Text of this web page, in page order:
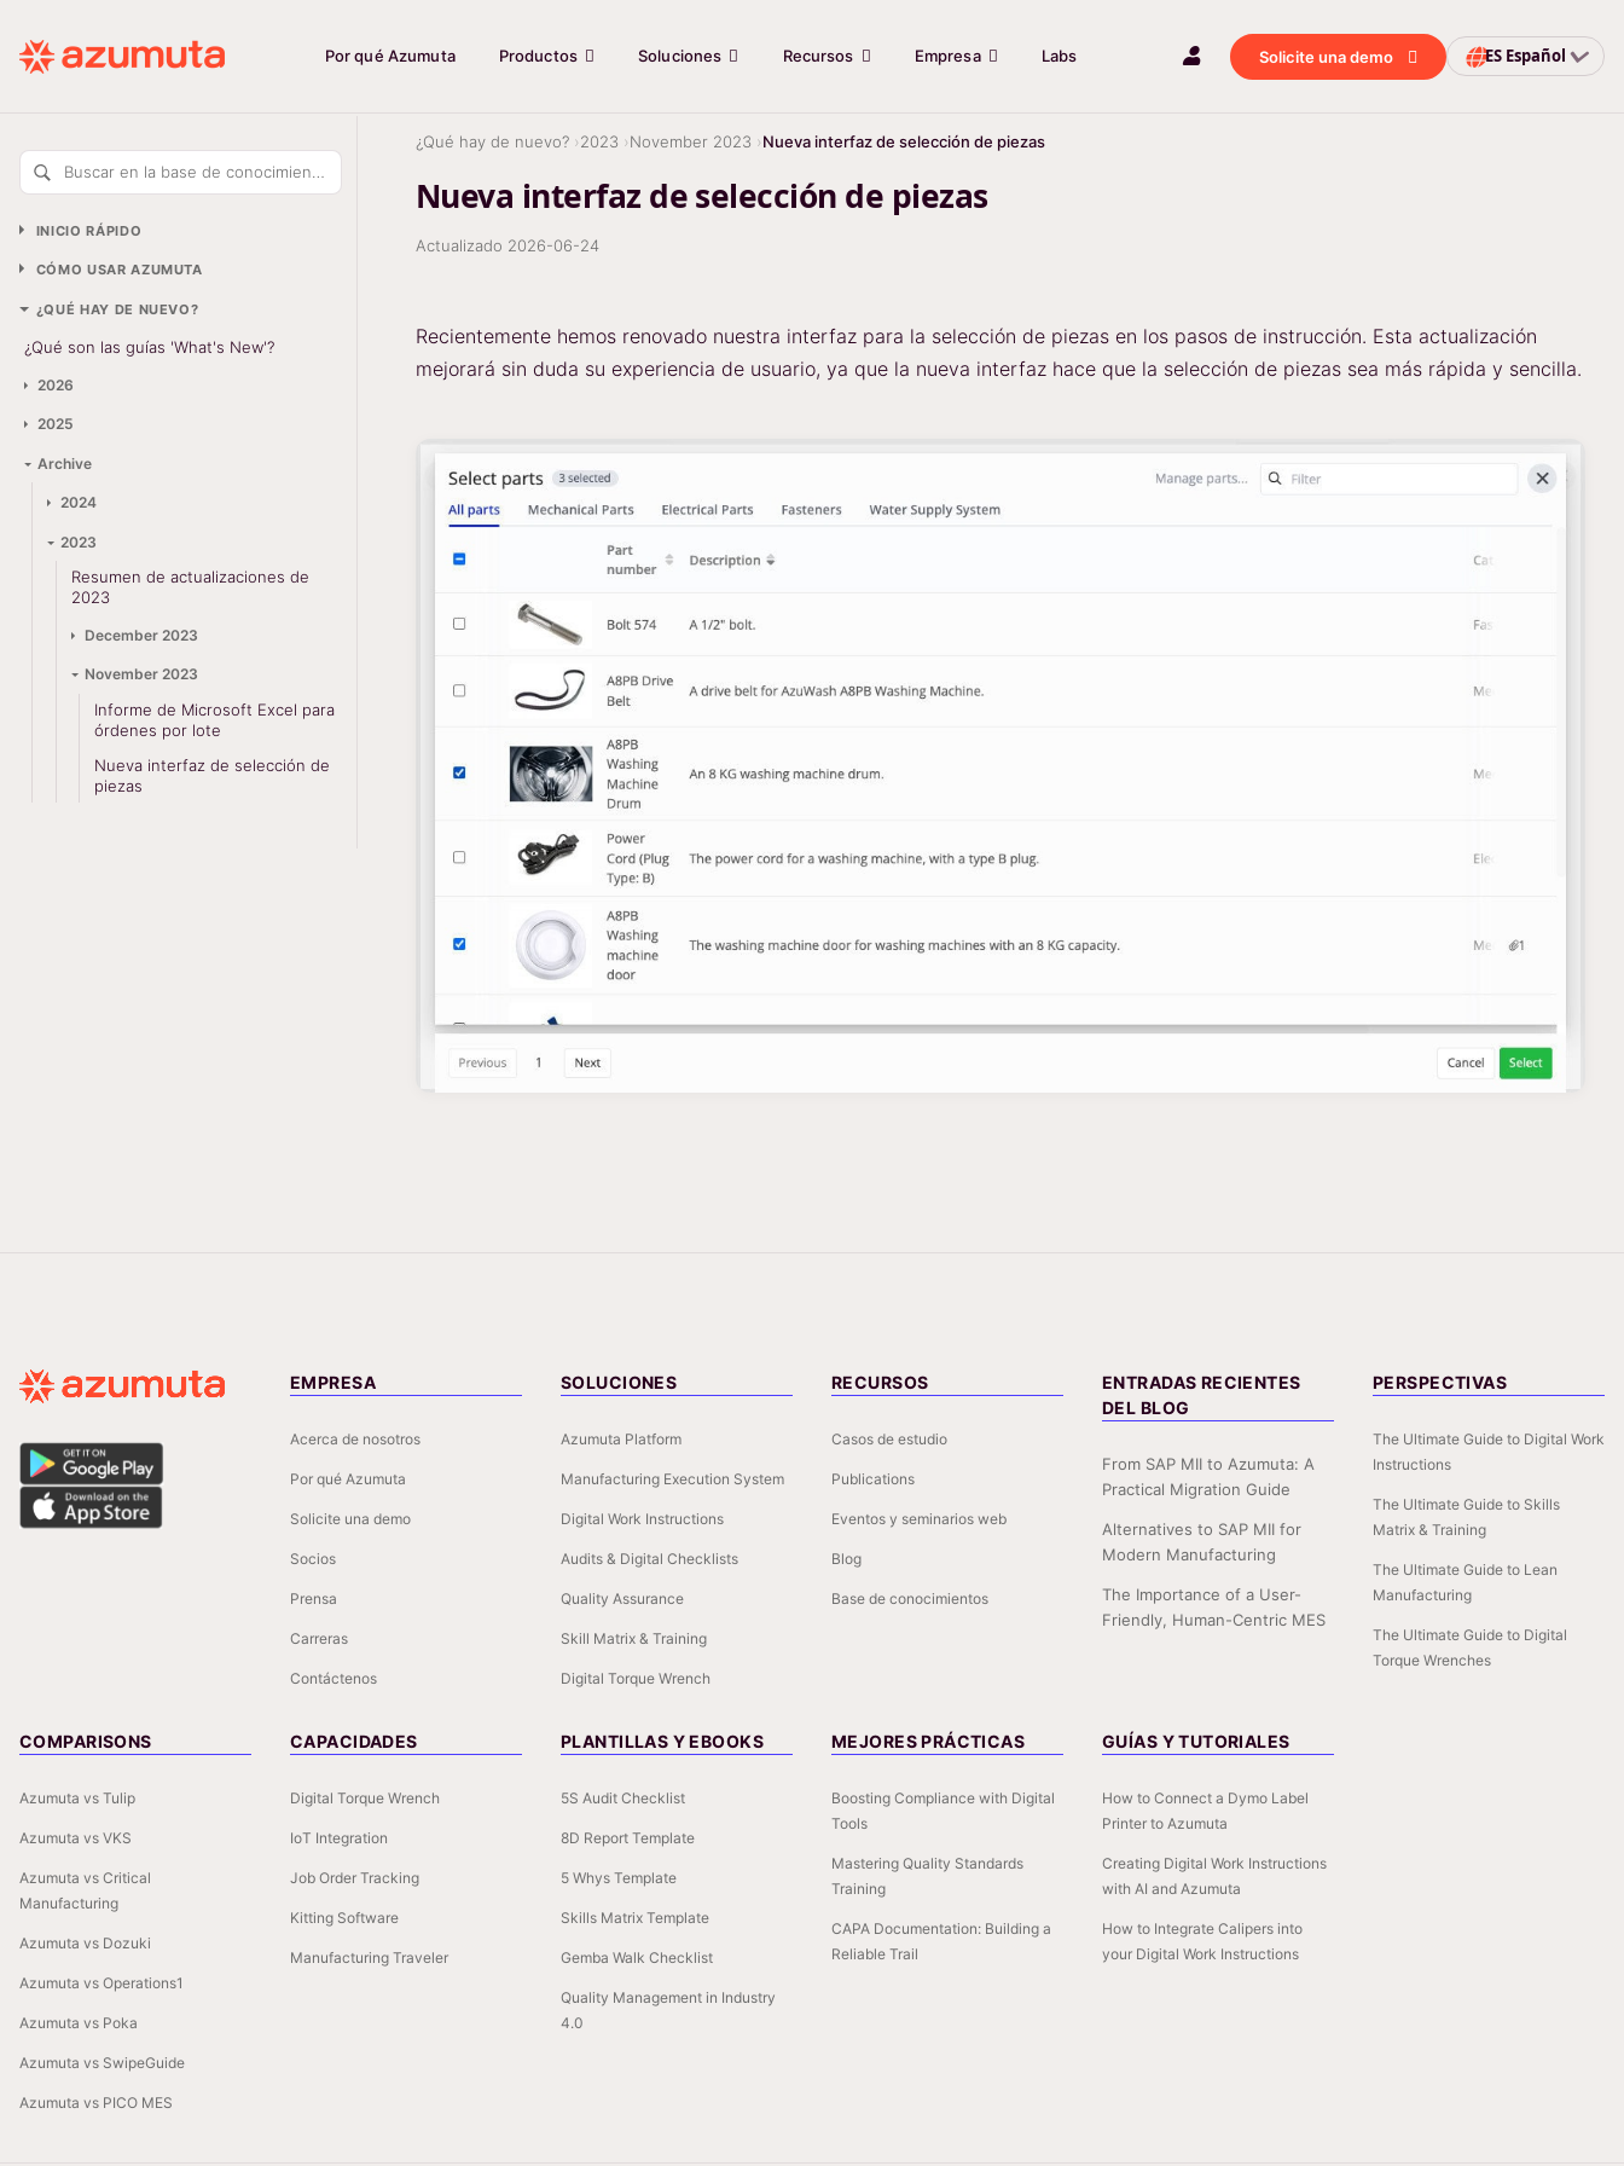
Por qué Azumuta Productos Soluciones Recursos Empresa Labs Solicite una demo ES Español
INICIO RÁPIDO
CÓMO USAR AZUMUTA
¿QUÉ HAY DE NUEVO?
¿Qué son las guías 'What's New'?
2026
2025
Archive
2024
2023
Resumen de actualizaciones de
2023
December 2023
November 2023
Informe de Microsoft Excel para
órdenes por lote
Nueva interfaz de selección de
piezas
¿Qué hay de nuevo? 2023 November 2023 Nueva interfaz de selección de piezas
Nueva interfaz de selección de piezas
Actualizado 2026-06-24
Recientemente hemos renovado nuestra interfaz para la selección de piezas en los pasos de instrucción. Esta actualización
mejorará sin duda su experiencia de usuario, ya que la nueva interfaz hace que la selección de piezas sea más rápida y sencilla.
EMPRESA
Acerca de nosotros
Por qué Azumuta
Solicite una demo
Socios
Prensa
Carreras
Contáctenos
SOLUCIONES
Azumuta Platform
Manufacturing Execution System
Digital Work Instructions
Audits & Digital Checklists
Quality Assurance
Skill Matrix & Training
Digital Torque Wrench
RECURSOS
Casos de estudio
Publications
Eventos y seminarios web
Blog
Base de conocimientos
ENTRADAS RECIENTES
DEL BLOG
From SAP MII to Azumuta: A
Practical Migration Guide
Alternatives to SAP MII for
Modern Manufacturing
The Importance of a User-
Friendly, Human-Centric MES
PERSPECTIVAS
The Ultimate Guide to Digital Work
Instructions
The Ultimate Guide to Skills
Matrix & Training
The Ultimate Guide to Lean
Manufacturing
The Ultimate Guide to Digital
Torque Wrenches
COMPARISONS
Azumuta vs Tulip
Azumuta vs VKS
Azumuta vs Critical
Manufacturing
Azumuta vs Dozuki
Azumuta vs Operations1
Azumuta vs Poka
Azumuta vs SwipeGuide
Azumuta vs PICO MES
CAPACIDADES
Digital Torque Wrench
IoT Integration
Job Order Tracking
Kitting Software
Manufacturing Traveler
PLANTILLAS Y EBOOKS
5S Audit Checklist
8D Report Template
5 Whys Template
Skills Matrix Template
Gemba Walk Checklist
Quality Management in Industry
4.0
MEJORES PRÁCTICAS
Boosting Compliance with Digital
Tools
Mastering Quality Standards
Training
CAPA Documentation: Building a
Reliable Trail
GUÍAS Y TUTORIALES
How to Connect a Dymo Label
Printer to Azumuta
Creating Digital Work Instructions
with AI and Azumuta
How to Integrate Calipers into
your Digital Work Instructions